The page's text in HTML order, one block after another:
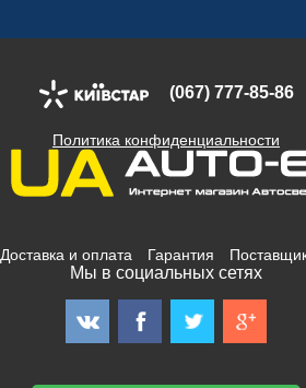
(067) 777-85-86
Политика конфиденциальности
Доставка и оплата Гарантия
Мы в социальных сетях